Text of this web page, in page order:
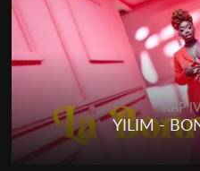
RAP
YILIM -